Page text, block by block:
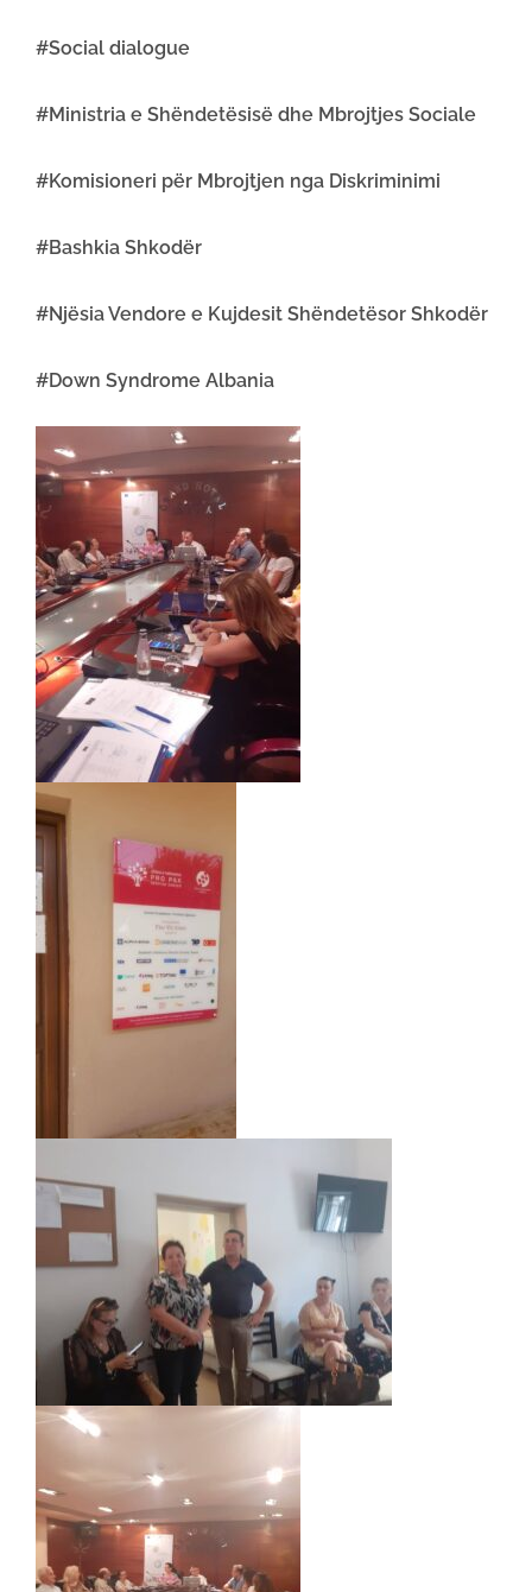
#Social dialogue
#Ministria e Shëndetësisë dhe Mbrojtjes Sociale
#Komisioneri për Mbrojtjen nga Diskriminimi
#Bashkia Shkodër
#Njësia Vendore e Kujdesit Shëndetësor Shkodër
#Down Syndrome Albania